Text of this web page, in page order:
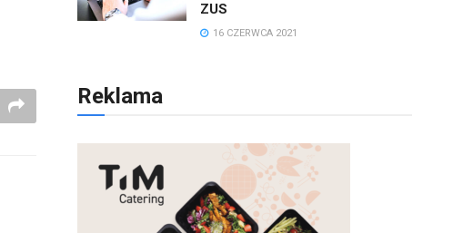
ZUS
16 CZERWCA 2021
Reklama